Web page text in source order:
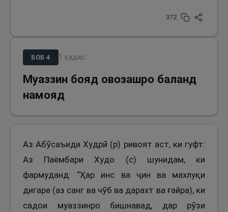
372
БОБ 4 1 ҳадис
Муаззин бояд овозашро баланд
намояд
Аз Абӯсаъиди Худрӣ (р) ривоят аст, ки гуфт:
Аз Паёмбари Худо (с) шунидам, ки
фармуданд: “Ҳар инс ва ҷин ва махлуқи
дигаре (аз санг ва чӯб ва дарахт ва ғайра), ки
садои муаззинро бишнавад, дар рӯзи